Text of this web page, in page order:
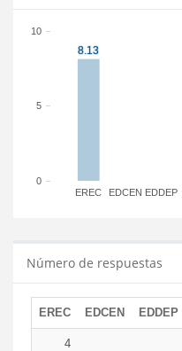
EREC EDCEN EDDEP
0
5
10
Número de respuestas
EREC EDCEN EDDEP
4